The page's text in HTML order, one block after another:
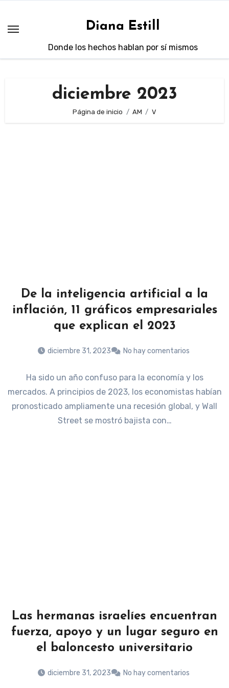
contenido
Diana Estill
Donde los hechos hablan por sí mismos
diciembre 2023
Página de inicio AM V
De la inteligencia artificial a la
inflación, 11 gráficos empresariales
que explican el 2023
diciembre 31, 2023 No hay comentarios
Ha sido un año confuso para la economía y los
mercados. A principios de 2023, los economistas habían
pronosticado ampliamente una recesión global, y Wall
Street se mostró bajista con…
Las hermanas israelíes encuentran
fuerza, apoyo y un lugar seguro en
el baloncesto universitario
diciembre 31, 2023 No hay comentarios